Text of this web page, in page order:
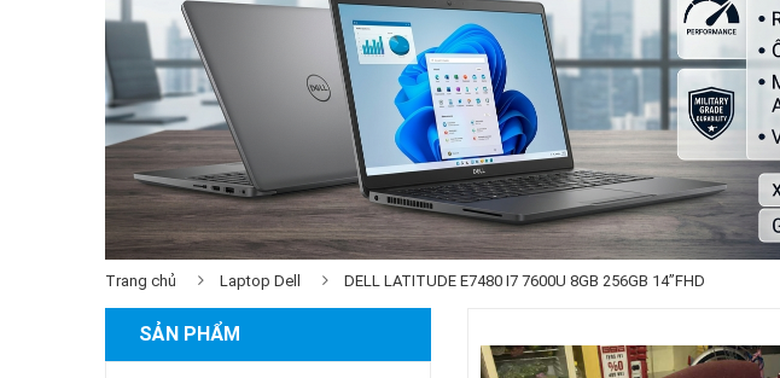
Trang chủ Laptop Dell DELL LATITUDE E7480 I7 7600U 8GB 256GB 14”FHD
SẢN PHẨM